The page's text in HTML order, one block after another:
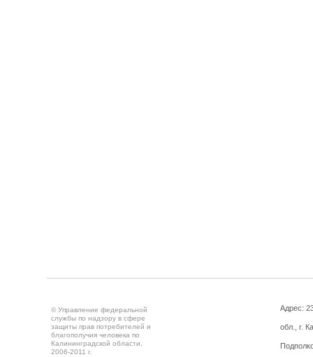
© Управление федеральной
службы по надзору в сфере
защиты прав потребителей и
благополучия человека по
Калининградской области,
2006-2011 г.
Адрес:
обл., г.